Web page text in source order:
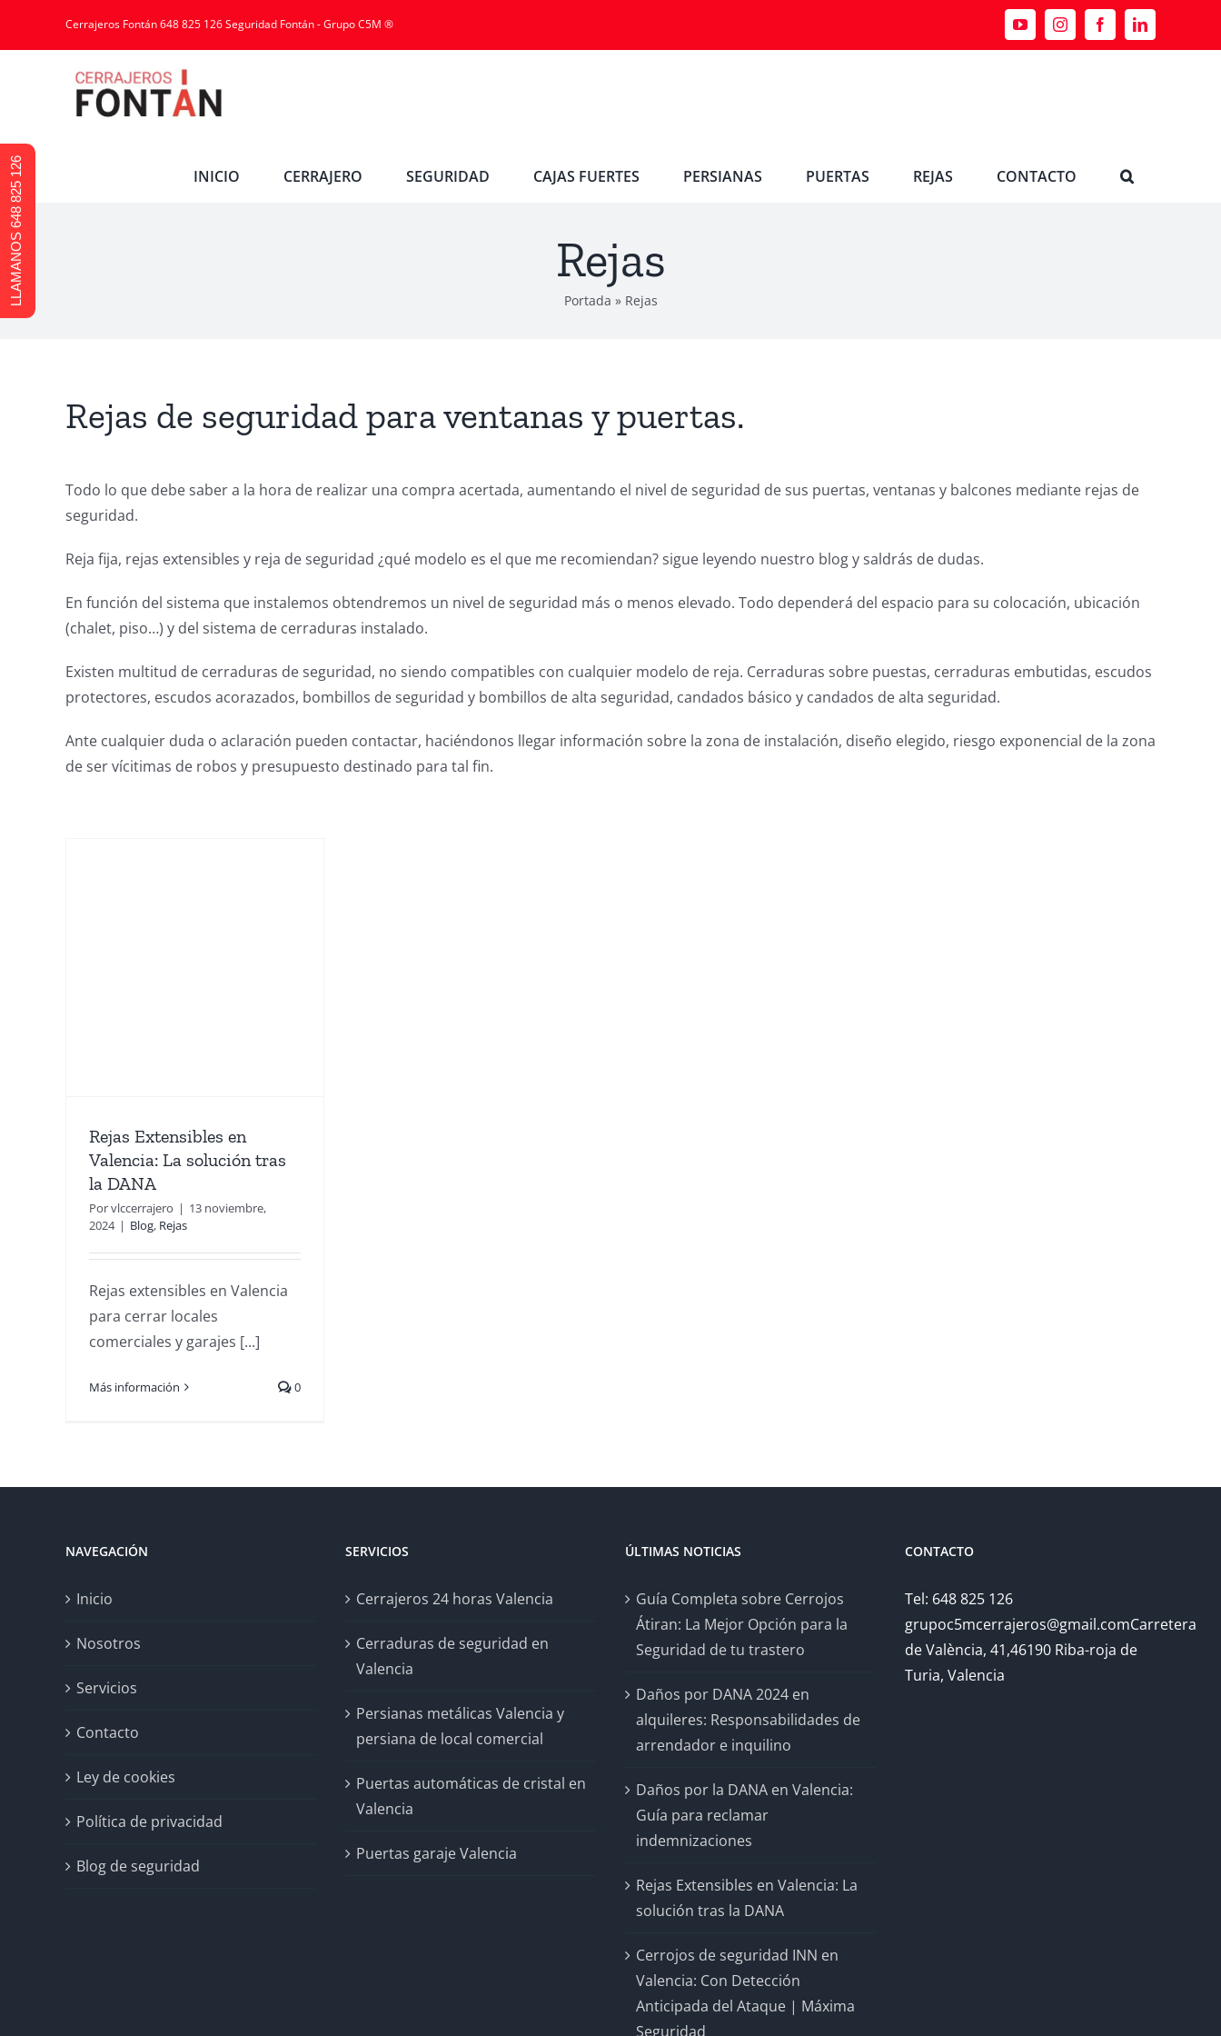
Cerrajeros Fontán 648 825 126 Seguridad Fontán - Grupo C5M ®
INICIO CERRAJERO SEGURIDAD CAJAS FUERTES PERSIANAS PUERTAS REJAS CONTACTO
Rejas
Portada » Rejas
Rejas de seguridad para ventanas y puertas.
Todo lo que debe saber a la hora de realizar una compra acertada, aumentando el nivel de seguridad de sus puertas, ventanas y balcones mediante rejas de
seguridad.
Reja fija, rejas extensibles y reja de seguridad ¿qué modelo es el que me recomiendan? sigue leyendo nuestro blog y saldrás de dudas.
En función del sistema que instalemos obtendremos un nivel de seguridad más o menos elevado. Todo dependerá del espacio para su colocación, ubicación
(chalet, piso…) y del sistema de cerraduras instalado.
Existen multitud de cerraduras de seguridad, no siendo compatibles con cualquier modelo de reja. Cerraduras sobre puestas, cerraduras embutidas, escudos
protectores, escudos acorazados, bombillos de seguridad y bombillos de alta seguridad, candados básico y candados de alta seguridad.
Ante cualquier duda o aclaración pueden contactar, haciéndonos llegar información sobre la zona de instalación, diseño elegido, riesgo exponencial de la zona
de ser vícitimas de robos y presupuesto destinado para tal fin.
Rejas Extensibles en
Valencia: La solución tras
la DANA
Porvlccerrajero | 13 noviembre,
2024 | Blog, Rejas
Rejas extensibles en Valencia
para cerrar locales
comerciales y garajes [...]
Más información 0
NAVEGACIÓN
Inicio
Nosotros
Servicios
Contacto
Ley de cookies
Política de privacidad
Blog de seguridad
SERVICIOS
Cerrajeros 24 horas Valencia
Cerraduras de seguridad en
Valencia
Persianas metálicas Valencia y
persiana de local comercial
Puertas automáticas de cristal en
Valencia
Puertas garaje Valencia
ÚLTIMAS NOTICIAS
Guía Completa sobre Cerrojos
Átiran: La Mejor Opción para la
Seguridad de tu trastero
Daños por DANA 2024 en
alquileres: Responsabilidades de
arrendador e inquilino
Daños por la DANA en Valencia:
Guía para reclamar
indemnizaciones
Rejas Extensibles en Valencia: La
solución tras la DANA
Cerrojos de seguridad INN en
Valencia: Con Detección
Anticipada del Ataque | Máxima
Seguridad
CONTACTO
Tel: 648 825 126
grupoc5mcerrajeros@gmail.comCarretera
de València, 41,46190 Riba-roja de
Turia, Valencia
LLAMANOS 648 825 126